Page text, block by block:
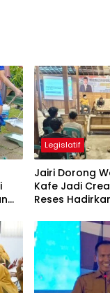
Legislatif
Jairi Dorong
Kafe Jadi
Reses